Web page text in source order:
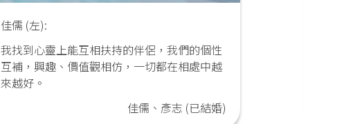
佳儒 (左):
我找到心靈上能互相扶持的伴侶，我們的個性
互補，興趣、價值觀相仿，一切都在相處中越
來越好。
佳儒、彥志 (已結婚)